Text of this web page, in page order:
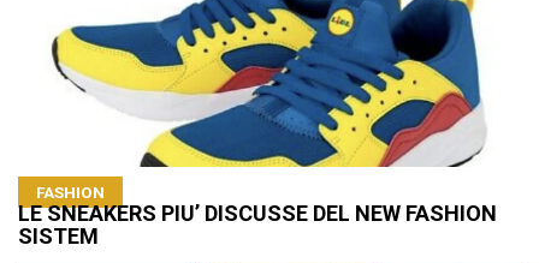
FASHION
LE SNEAKERS PIU’ DISCUSSE DEL NEW FASHION
SISTEM